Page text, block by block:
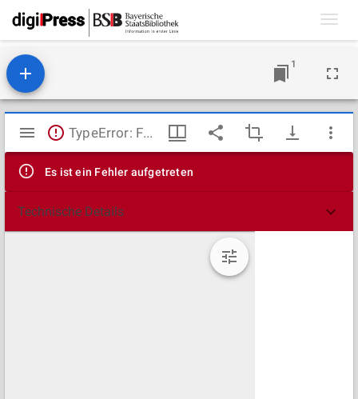
1
Mirador
Viewer
TypeError: Failed to fetch
Es ist ein Fehler aufgetreten
Technische Details